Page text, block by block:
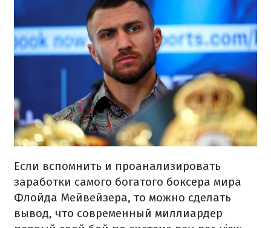
Если вспомнить и проанализировать
заработки самого богатого боксера мира
Флойда Мейвейзера, то можно сделать
вывод, что современный миллиардер